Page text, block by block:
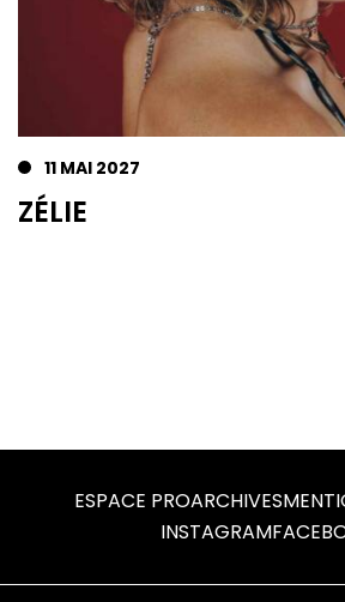
11 MAI 2027
ZÉLIE
ESPACE PROARCHIVES
INSTAGRAM